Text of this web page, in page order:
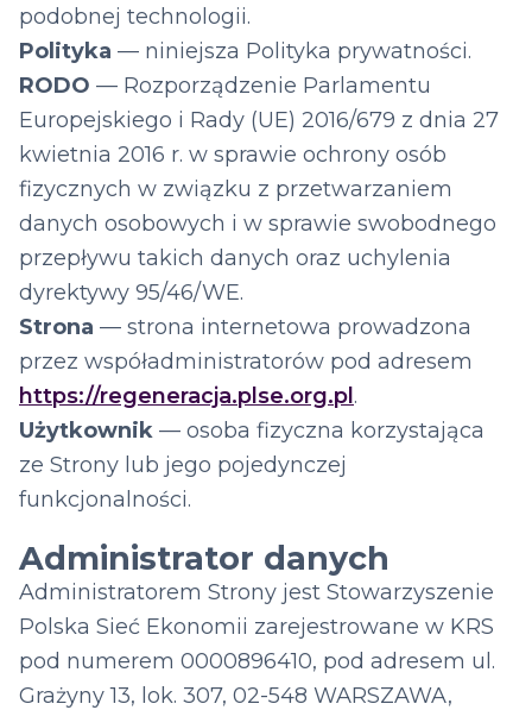
podobnej technologii.
Polityka — niniejsza Polityka prywatności.
RODO — Rozporządzenie Parlamentu
Europejskiego i Rady (UE) 2016/679 z dnia 27
kwietnia 2016 r. w sprawie ochrony osób
fizycznych w związku z przetwarzaniem
danych osobowych i w sprawie swobodnego
przepływu takich danych oraz uchylenia
dyrektywy 95/46/WE.
Strona — strona internetowa prowadzona
przez współadministratorów pod adresem
https://regeneracja.plse.org.pl .
Użytkownik — osoba fizyczna korzystająca
ze Strony lub jego pojedynczej
funkcjonalności.
Administrator danych
Administratorem Strony jest Stowarzyszenie
Polska Sieć Ekonomii zarejestrowane w KRS
pod numerem 0000896410, pod adresem ul.
Grażyny 13, lok. 307, 02-548 WARSZAWA,